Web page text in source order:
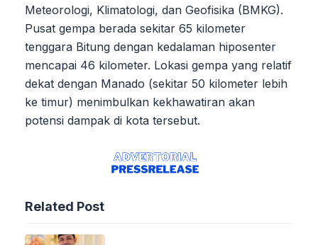
Meteorologi, Klimatologi, dan Geofisika (BMKG).
Pusat gempa berada sekitar 65 kilometer
tenggara Bitung dengan kedalaman hiposenter
mencapai 46 kilometer. Lokasi gempa yang relatif
dekat dengan Manado (sekitar 50 kilometer lebih
ke timur) menimbulkan kekhawatiran akan
potensi dampak di kota tersebut.
Related Post